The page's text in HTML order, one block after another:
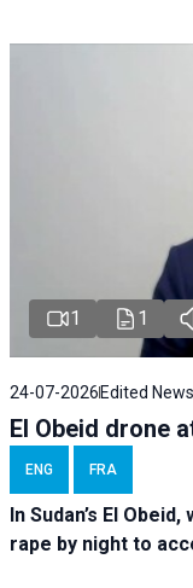
1 1
24-07-2026Edited
El Obeid drone
ENG FRA
In Sudan’s El
rape by night to